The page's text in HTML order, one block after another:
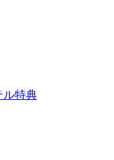
ル特典